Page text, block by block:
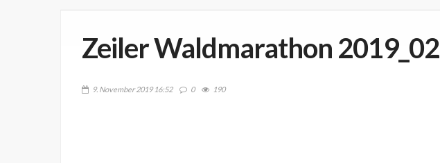
Zeiler Waldmarathon 2019_02
9. November 2019 16:52 0 190